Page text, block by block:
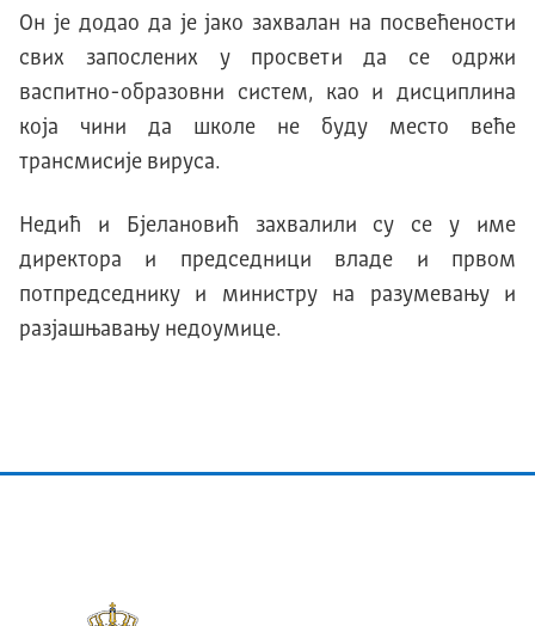
Он је додао да је јако захвалан на посвећености
свих запослених у просвети да се одржи
васпитно-образовни систем, као и дисциплина
која чини да школе не буду место веће
трансмисије вируса.
Недић и Бјелановић захвалили су се у име
директора и председници владе и првом
потпредседнику и министру на разумевању и
разјашњавању недоумице.